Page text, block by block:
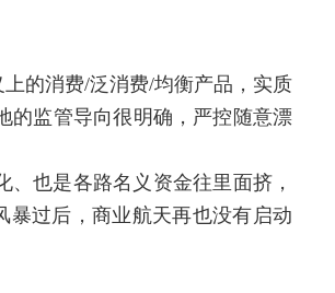
的消费/泛消费/均衡产品，实质
的监管导向很明确，严控随意漂
也是各路名义资金往里面挤，
过后，商业航天再也没有启动